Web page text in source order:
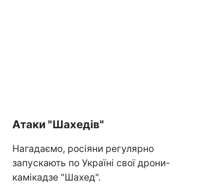
Атаки "Шахедів"
Нагадаємо, росіяни регулярно
запускають по Україні свої дрони-
камікадзе "Шахед".